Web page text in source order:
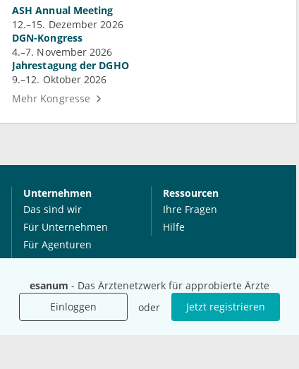
esanum - Das Ärztenetzwerk für approbierte Ärzte
Einloggen
oder Jetzt registrieren
ASH Annual Meeting
12.–15. Dezember 2026
DGN-Kongress
4.–7. November 2026
Jahrestagung der DGHO
9.–12. Oktober 2026
Mehr Kongresse
Unternehmen
Das sind wir
Für Unternehmen
Für Agenturen
Mediadaten
Karriere
Ressourcen
Ihre Fragen
Hilfe